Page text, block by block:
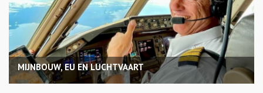
MIJNBOUW, EU EN LUCHTVAART